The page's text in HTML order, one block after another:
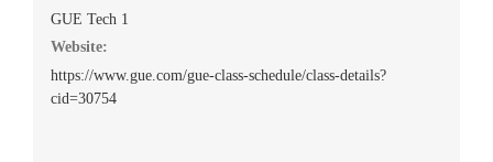
GUE Tech 1
Website:
https://www.gue.com/gue-class-schedule/class-details?
cid=30754